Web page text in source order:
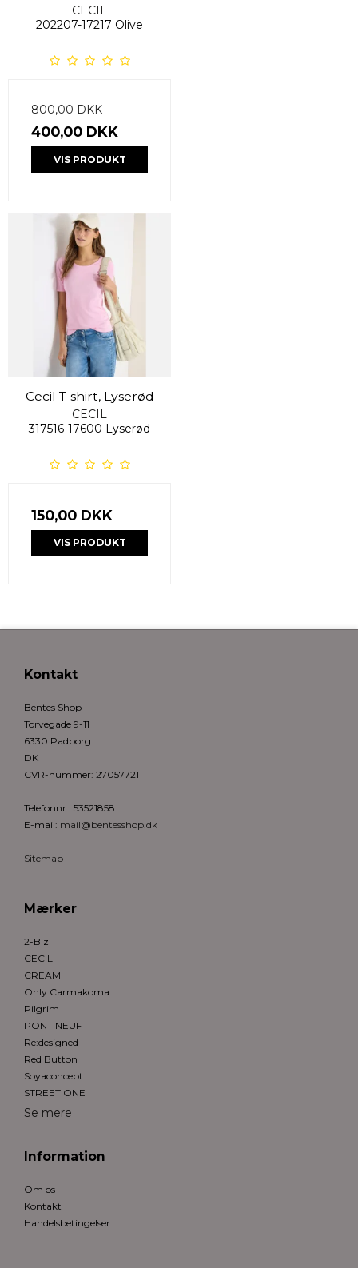
CECIL
202207-17217 Olive
800,00 DKK
400,00 DKK
VIS PRODUKT
Cecil T-shirt, Lyserød
CECIL
317516-17600 Lyserød
150,00 DKK
VIS PRODUKT
Kontakt
Bentes Shop
Torvegade 9-11
6330 Padborg
DK
CVR-nummer: 27057721
Telefonnr. : 53521858
E-mail: mail@bentesshop.dk
Sitemap
Mærker
2-Biz
CECIL
CREAM
Only Carmakoma
Pilgrim
PONT NEUF
Re:designed
Red Button
Soyaconcept
STREET ONE
Se mere
Information
Om os
Kontakt
Handelsbetingelser